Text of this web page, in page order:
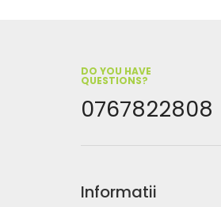
DO YOU HAVE
QUESTIONS?
0767822808
Informatii